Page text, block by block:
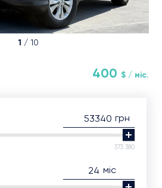
1 / 10
400 $ / міс.
грн
373 380
міс